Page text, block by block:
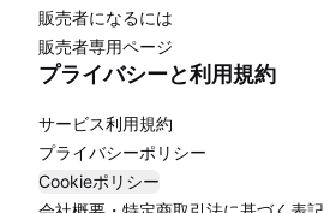
販売者になるには
販売者専用ページ
プライバシーと利用規約
サービス利用規約
プライバシーポリシー
Cookieポリシー